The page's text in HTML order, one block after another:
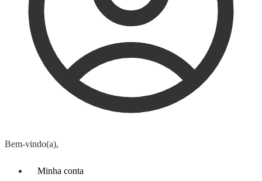
Bem-vindo(a),
Minha conta